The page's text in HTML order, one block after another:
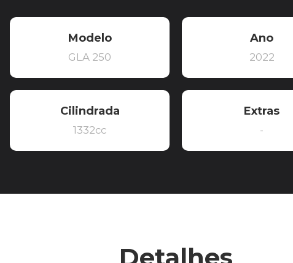
Modelo
GLA 250
Ano
2022
Cilindrada
1332cc
Extras
-